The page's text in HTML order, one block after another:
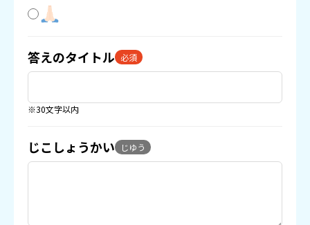
答えのタイトル 必須
※30文字以内
じこしょうかい じゆう